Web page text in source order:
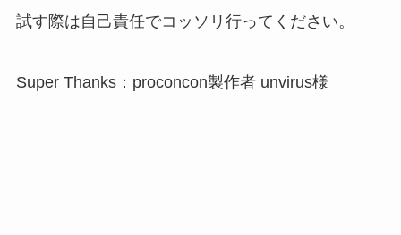
試す際は自己責任でコッソリ行ってください。
Super Thanks：proconcon製作者 unvirus様